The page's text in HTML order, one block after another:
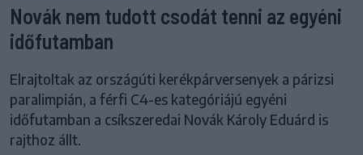
Novák nem tudott csodát tenni az egyéni
időfutamban
Elrajtoltak az országúti kerékpárversenyek a párizsi
paralimpián, a férfi C4-es kategóriájú egyéni
időfutamban a csíkszeredai Novák Károly Eduárd is
rajthoz állt.